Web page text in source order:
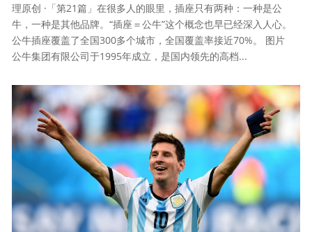
理原创 ·「第21篇」在很多人的眼里，插座只有两种：一种是公
牛，一种是其他品牌。“插座＝公牛”这个概念也早已经深入人心。
公牛插座覆盖了全国300多个城市，全国覆盖率接近70%。 图片
公牛集团有限公司于1995年成立，是国内领先的高档...